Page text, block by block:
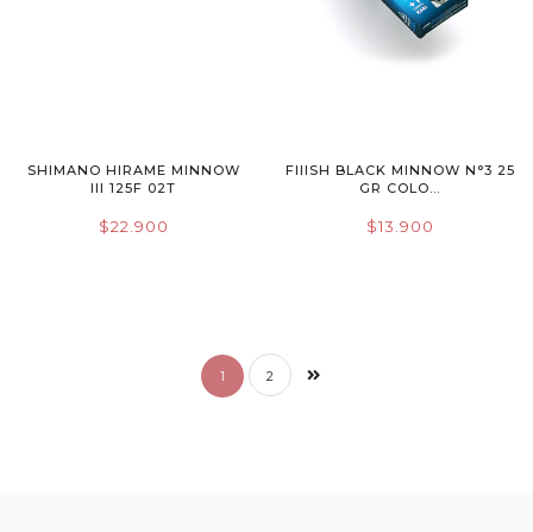
SHIMANO HIRAME MINNOW
III 125F 02T
$22.900
FIIISH BLACK MINNOW N°3 25
GR COLO...
$13.900
1 2